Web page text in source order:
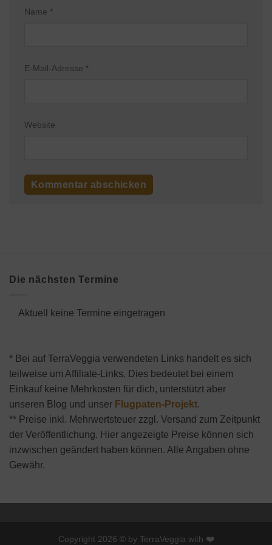
Name *
E-Mail-Adresse *
Website
Die nächsten Termine
Aktuell keine Termine eingetragen
* Bei auf TerraVeggia verwendeten Links handelt es sich
teilweise um Affiliate-Links. Dies bedeutet bei einem
Einkauf keine Mehrkosten für dich, unterstützt aber
unseren Blog und unser Flugpaten-Projekt.
** Preise inkl. Mehrwertsteuer zzgl. Versand zum Zeitpunkt
der Veröffentlichung. Hier angezeigte Preise können sich
inzwischen geändert haben können. Alle Angaben ohne
Gewähr.
Copyright 2026 © by TerraVeggia with ❤️